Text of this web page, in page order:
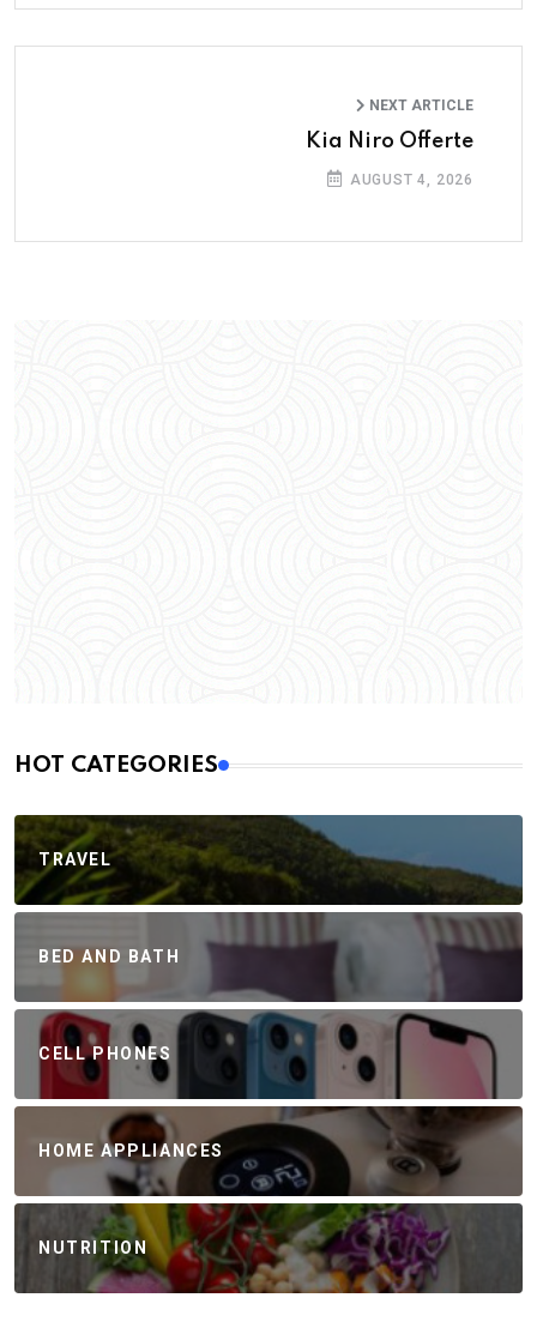
NEXT ARTICLE
Kia Niro Offerte
AUGUST 4, 2026
HOT CATEGORIES
TRAVEL
BED AND BATH
CELL PHONES
HOME APPLIANCES
NUTRITION